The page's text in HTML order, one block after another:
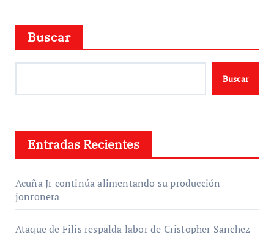
Buscar
Buscar
Entradas Recientes
Acuña Jr continúa alimentando su producción
jonronera
Ataque de Filis respalda labor de Cristopher Sanchez